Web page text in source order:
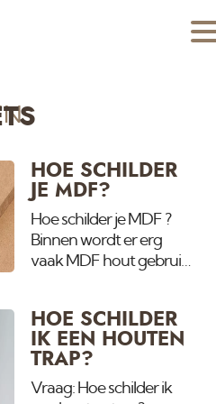
HOE SCHILDER
JE MDF?
Hoe schilder je MDF ?
Binnen wordt er erg
vaak MDF hout gebruik.
hoeft alleen de gaten te
vullen en te schuren.
Buiten is MDF absoluut
niet te gebruiken.
HOE SCHILDER
IK EEN HOUTEN
TRAP?
Vraag: Hoe schilder ik